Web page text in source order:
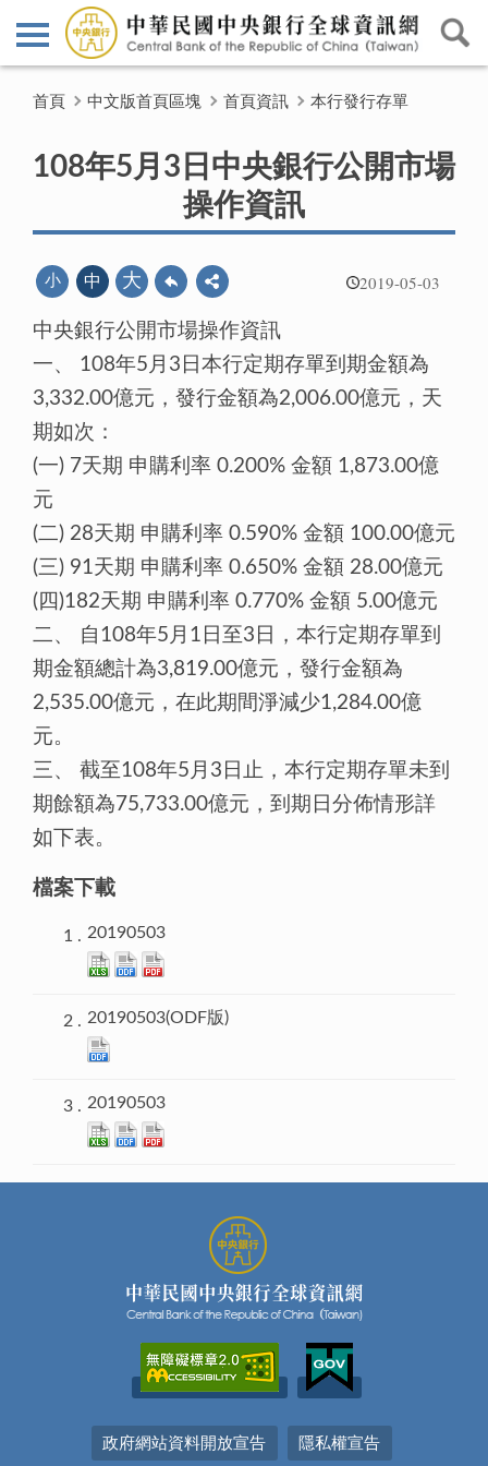
首頁 中文版首頁區塊 首頁資訊 本行發行存單
108年5月3日中央銀行公開市場
操作資訊
2019-05-03
小 中 大
中央銀行公開市場操作資訊
一、 108年5月3日本行定期存單到期金額為
3,332.00億元，發行金額為2,006.00億元，天
期如次：
(一) 7天期 申購利率 0.200% 金額 1,873.00億
元
(二) 28天期 申購利率 0.590% 金額 100.00億元
(三) 91天期 申購利率 0.650% 金額 28.00億元
(四)182天期 申購利率 0.770% 金額 5.00億元
二、 自108年5月1日至3日，本行定期存單到
期金額總計為3,819.00億元，發行金額為
2,535.00億元，在此期間淨減少1,284.00億
元。
三、 截至108年5月3日止，本行定期存單未到
期餘額為75,733.00億元，到期日分佈情形詳
如下表。
檔案下載
20190503
20190503(ODF版)
20190503
政府網站資料開放宣告 隱私權宣告